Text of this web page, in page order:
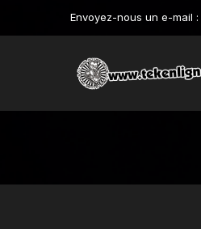
Envoyez-nous un e-mail :